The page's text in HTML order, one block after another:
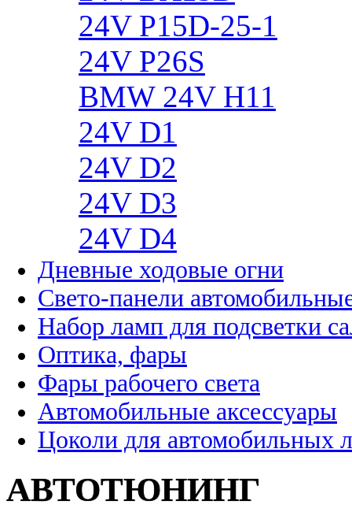
24V P15D-25-1
24V P26S
BMW 24V H11
24V D1
24V D2
24V D3
24V D4
Дневные ходовые огни
Свето-панели
Набор ламп для подсветки
Оптика, фары
Фары рабочего света
Автомобильные аксессуары
Цоколи для автомобильных
АВТОТЮНИНГ